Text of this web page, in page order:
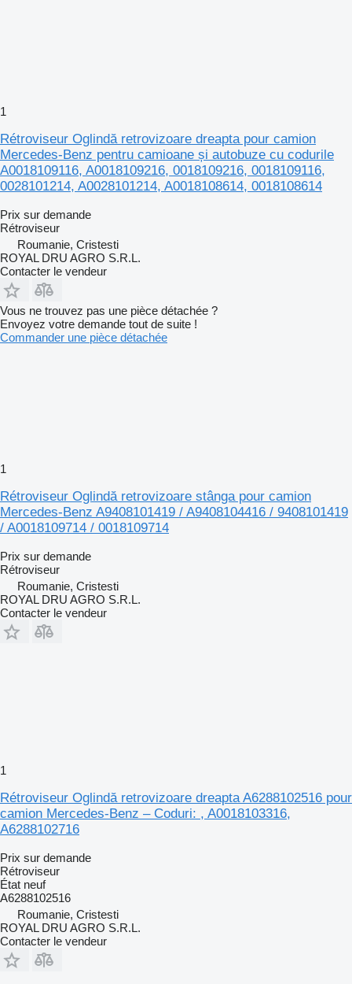
1
Rétroviseur Oglindă retrovizoare dreapta pour camion
Mercedes-Benz pentru camioane și autobuze cu codurile
A0018109116, A0018109216, 0018109216, 0018109116,
0028101214, A0028101214, A0018108614, 0018108614
Prix sur demande
Rétroviseur
Roumanie, Cristesti
ROYAL DRU AGRO S.R.L.
Contacter le vendeur
Vous ne trouvez pas une pièce détachée ?
Envoyez votre demande tout de suite !
Commander une pièce détachée
1
Rétroviseur Oglindă retrovizoare stânga pour camion
Mercedes-Benz A9408101419 / A9408104416 / 9408101419
/ A0018109714 / 0018109714
Prix sur demande
Rétroviseur
Roumanie, Cristesti
ROYAL DRU AGRO S.R.L.
Contacter le vendeur
1
Rétroviseur Oglindă retrovizoare dreapta A6288102516 pour
camion Mercedes-Benz – Coduri: , A0018103316,
A6288102716
Prix sur demande
Rétroviseur
État neuf
A6288102516
Roumanie, Cristesti
ROYAL DRU AGRO S.R.L.
Contacter le vendeur